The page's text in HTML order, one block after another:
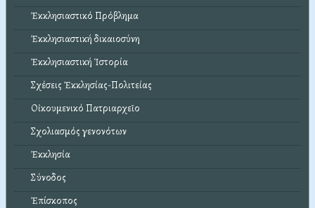
Ἐκκλησιαστικό Πρόβλημα
Ἐκκλησιαστική δικαιοσύνη
Ἐκκλησιαστική Ἱστορία
Σχέσεις Ἐκκλησίας-Πολιτείας
Οἰκουμενικό Πατριαρχεῖο
Σχολιασμός γενονότων
Ἐκκλησία
Σύνοδος
Ἐπίσκοπος